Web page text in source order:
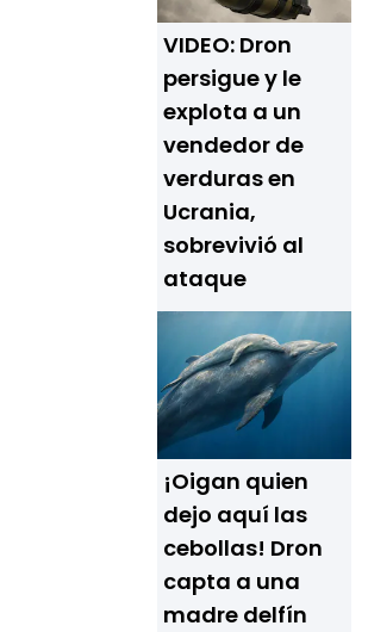
VIDEO: Dron
persigue y le
explota a un
vendedor de
verduras en
Ucrania,
sobrevivió al
ataque
¡Oigan quien
dejo aquí las
cebollas! Dron
capta a una
madre delfín